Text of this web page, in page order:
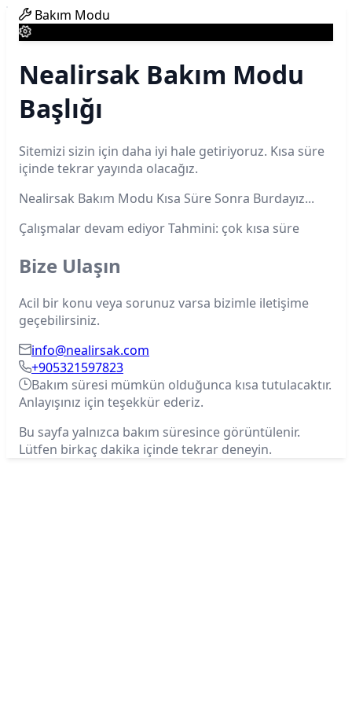
Bakım Modu
Nealirsak Bakım Modu
Başlığı
Sitemizi sizin için daha iyi hale getiriyoruz. Kısa süre
içinde tekrar yayında olacağız.
Nealirsak Bakım Modu Kısa Süre Sonra Burdayız...
Çalışmalar devam ediyorTahmini: çok kısa süre
Bize Ulaşın
Acil bir konu veya sorunuz varsa bizimle iletişime
geçebilirsiniz.
info@nealirsak.com
+905321597823
Bakım süresi mümkün olduğunca kısa tutulacaktır.
Anlayışınız için teşekkür ederiz.
Bu sayfa yalnızca bakım süresince görüntülenir.
Lütfen birkaç dakika içinde tekrar deneyin.